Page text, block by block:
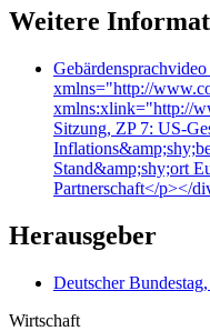
Weitere
Gebärdensprachvideo
xmlns="http://
xmlns:xlink="http://
Sitzung, ZP 7: US-
Stand&amp;shy;ort
Partnerschaft</p></
Herausgeber
Deutscher
Wirtschaft